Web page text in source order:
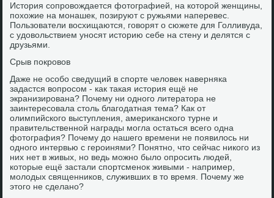
История сопровождается фотографией, на которой женщины,
похожие на монашек, позируют с ружьями наперевес.
Пользователи восхищаются, говорят о сюжете для Голливуда,
с удовольствием уносят историю себе на стену и делятся с
друзьями.
Срыв покровов
Даже не особо сведущий в спорте человек наверняка
задастся вопросом - как такая история ещё не
экранизирована? Почему ни одного литератора не
заинтересовала столь благодатная тема? Как от
олимпийского выступления, американского турне и
правительственной награды могла остаться всего одна
фотография? Почему до нашего времени не появилось ни
одного интервью с героинями? Понятно, что сейчас никого из
них нет в живых, но ведь можно было опросить людей,
которые ещё застали спортсменок живыми - например,
молодых священников, служивших в то время. Почему же
этого не сделано?